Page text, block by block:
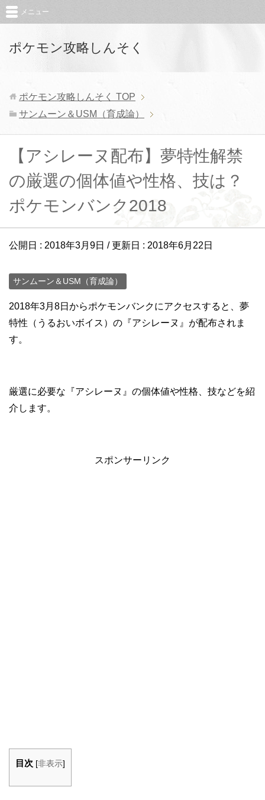
ポケモン攻略しんそく
メニュー
ポケモン攻略しんそく TOP
サンムーン＆USM（育成論）
【アシレーヌ配布】夢特性解禁
の厳選の個体値や性格、技は？
ポケモンバンク2018
公開日 : 2018年3月9日 / 更新日 : 2018年6月22日
サンムーン＆USM（育成論）
2018年3月8日からポケモンバンクにアクセスすると、夢
特性（うるおいボイス）の『アシレーヌ』が配布されま
す。
厳選に必要な『アシレーヌ』の個体値や性格、技などを紹
介します。
スポンサーリンク
目次 [非表示]